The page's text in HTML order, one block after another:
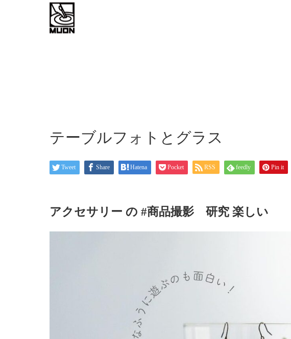
テーブルフォトとグラス
Tweet Share Hatena Pocket RSS feedly Pin it
アクセサリー の #商品撮影 研究 楽しい